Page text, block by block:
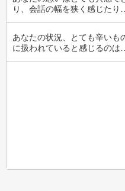
り、会話の幅を狭く感じたり…
あなたの状況、とても辛いも
に扱われていると感じるのは…